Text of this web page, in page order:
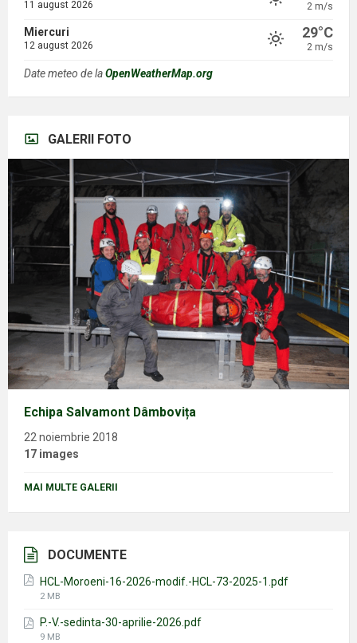
11 august 2026 2 m/s
Miercuri
12 august 2026
29°C
2 m/s
Date meteo de laOpenWeatherMap.org
GALERII FOTO
Echipa Salvamont Dâmbovița
22 noiembrie 2018
17 images
MAI MULTE GALERII
DOCUMENTE
HCL-Moroeni-16-2026-modif.-HCL-73-2025-1.pdf
File
2 MB
P.-V.-sedinta-30-aprilie-2026.pdf
File
9 MB